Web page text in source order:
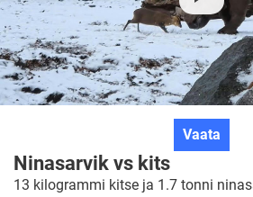
Vaata
vs
kits
Ninasarvik vs kits
13 kilogrammi kitse ja 1.7 tonni